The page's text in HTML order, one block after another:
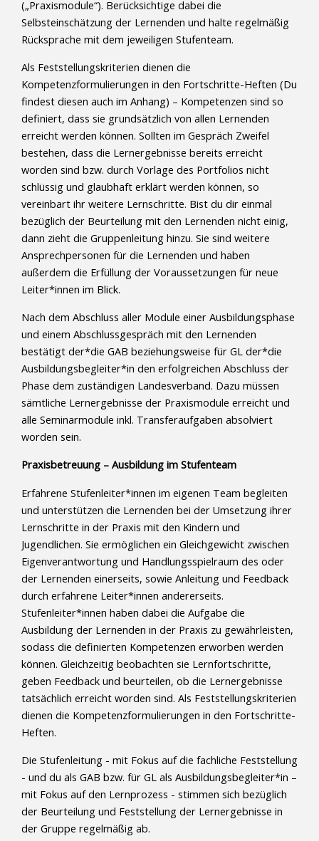
(„Praxismodule“). Berücksichtige dabei die
Selbsteinschätzung der Lernenden und halte regelmäßig
Rücksprache mit dem jeweiligen Stufenteam.
Als Feststellungskriterien dienen die
Kompetenzformulierungen in den Fortschritte-Heften (Du
findest diesen auch im Anhang) – Kompetenzen sind so
definiert, dass sie grundsätzlich von allen Lernenden
erreicht werden können. Sollten im Gespräch Zweifel
bestehen, dass die Lernergebnisse bereits erreicht
worden sind bzw. durch Vorlage des Portfolios nicht
schlüssig und glaubhaft erklärt werden können, so
vereinbart ihr weitere Lernschritte. Bist du dir einmal
bezüglich der Beurteilung mit den Lernenden nicht einig,
dann zieht die Gruppenleitung hinzu. Sie sind weitere
Ansprechpersonen für die Lernenden und haben
außerdem die Erfüllung der Voraussetzungen für neue
Leiter*innen im Blick.
Nach dem Abschluss aller Module einer Ausbildungsphase
und einem Abschlussgespräch mit den Lernenden
bestätigt der*die GAB beziehungsweise für GL der*die
Ausbildungsbegleiter*in den erfolgreichen Abschluss der
Phase dem zuständigen Landesverband. Dazu müssen
sämtliche Lernergebnisse der Praxismodule erreicht und
alle Seminarmodule inkl. Transferaufgaben absolviert
worden sein.
Praxisbetreuung – Ausbildung im Stufenteam
Erfahrene Stufenleiter*innen im eigenen Team begleiten
und unterstützen die Lernenden bei der Umsetzung ihrer
Lernschritte in der Praxis mit den Kindern und
Jugendlichen. Sie ermöglichen ein Gleichgewicht zwischen
Eigenverantwortung und Handlungsspielraum des oder
der Lernenden einerseits, sowie Anleitung und Feedback
durch erfahrene Leiter*innen andererseits.
Stufenleiter*innen haben dabei die Aufgabe die
Ausbildung der Lernenden in der Praxis zu gewährleisten,
sodass die definierten Kompetenzen erworben werden
können. Gleichzeitig beobachten sie Lernfortschritte,
geben Feedback und beurteilen, ob die Lernergebnisse
tatsächlich erreicht worden sind. Als Feststellungskriterien
dienen die Kompetenzformulierungen in den Fortschritte-
Heften.
Die Stufenleitung - mit Fokus auf die fachliche Feststellung
- und du als GAB bzw. für GL als Ausbildungsbegleiter*in –
mit Fokus auf den Lernprozess - stimmen sich bezüglich
der Beurteilung und Feststellung der Lernergebnisse in
der Gruppe regelmäßig ab.